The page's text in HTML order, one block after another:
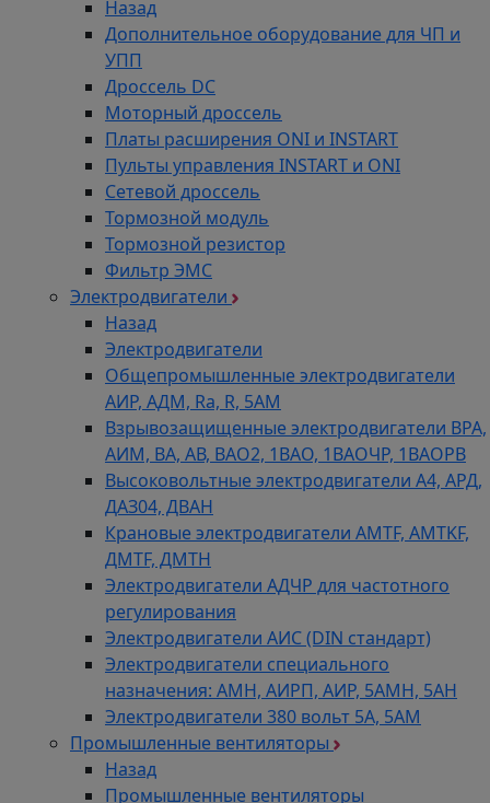
Назад
Дополнительное оборудование для ЧП и
УПП
Дроссель DC
Моторный дроссель
Платы расширения ONI и INSTART
Пульты управления INSTART и ONI
Сетевой дроссель
Тормозной модуль
Тормозной резистор
Фильтр ЭМС
Электродвигатели
Назад
Электродвигатели
Общепромышленные электродвигатели
АИР, АДМ, Ra, R, 5AM
Взрывозащищенные электродвигатели ВРА,
АИМ, ВА, АВ, ВАO2, 1ВАО, 1ВАОЧР, 1ВАОРВ
Высоковольтные электродвигатели A4, АРД,
ДАЗ04, ДВАН
Крановые электродвигатели AMTF, AMTKF,
ДMTF, ДМТН
Электродвигатели АДЧР для частотного
регулирования
Электродвигатели АИС (DIN стандарт)
Электродвигатели специального
назначения: АМН, АИРП, АИР, 5АМН, 5АН
Электродвигатели 380 вольт 5А, 5АМ
Промышленные вентиляторы
Назад
Промышленные вентиляторы